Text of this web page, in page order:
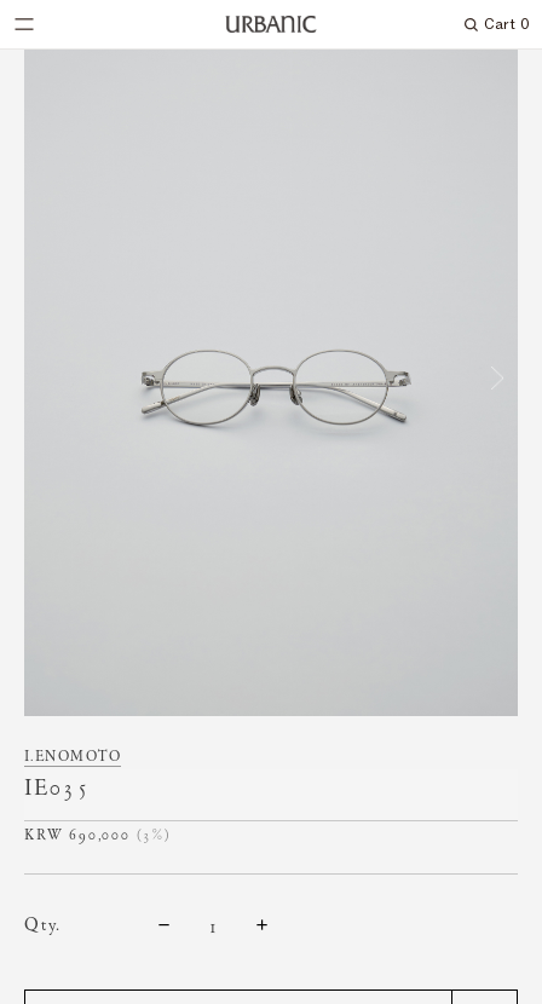
Search
Cart 0
I.ENOMOTO
IE035
690,000 (3%)
qty.